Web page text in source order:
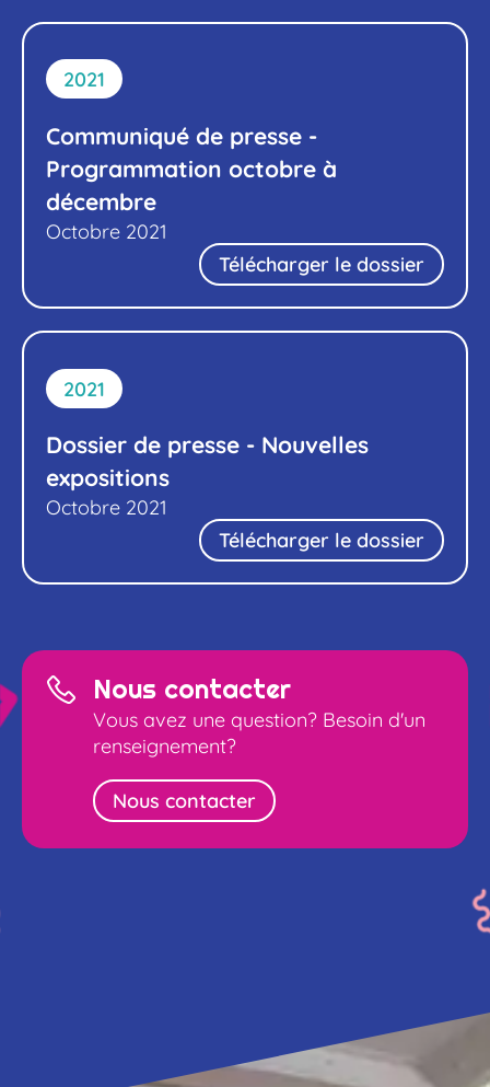
2021
Communiqué de presse -
Programmation octobre à
décembre
Octobre 2021
Télécharger le dossier
2021
Dossier de presse - Nouvelles
expositions
Octobre 2021
Télécharger le dossier
Nous contacter
Vous avez une question? Besoin d'un
renseignement?
Nous contacter